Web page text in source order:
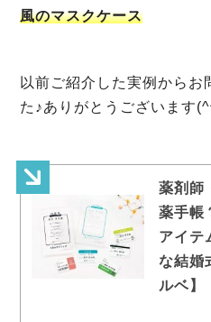
風のマスクケース
以前ご紹介した実例からお
た♪ありがとうございます
薬剤師
薬手帳
アイテ
な結婚
ルベ】